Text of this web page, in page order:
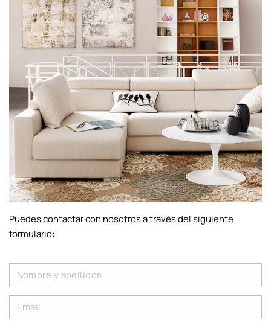
Puedes contactar con nosotros a través del siguiente
formulario: